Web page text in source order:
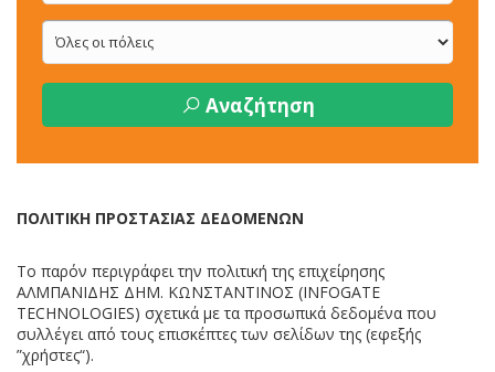
Αναζήτηση
ΠΟΛΙΤΙΚΗ ΠΡΟΣΤΑΣΙΑΣ ΔΕΔΟΜΕΝΩΝ
To παρόν περιγράφει την πολιτική της επιχείρησης
ΑΛΜΠΑΝΙΔΗΣ ΔΗΜ. ΚΩΝΣΤΑΝΤΙΝΟΣ (INFOGATE
TECHNOLOGIES) σχετικά με τα προσωπικά δεδομένα που
συλλέγει από τους επισκέπτες των σελίδων της (εφεξής
”χρήστες“).